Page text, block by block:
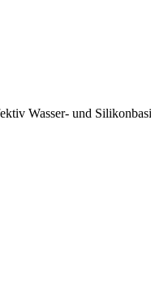
Wasser- und